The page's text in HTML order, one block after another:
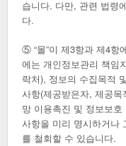
습니다. 다만, 관련 법령
다.
⑤ “몰”이 제3항과 제4항
에는 개인정보관리 책임
락처), 정보의 수집목적
사항(제공받은자, 제공
망 이용촉진 및 정보보
사항을 미리 명시하거나
를 철회할 수 있습니다.